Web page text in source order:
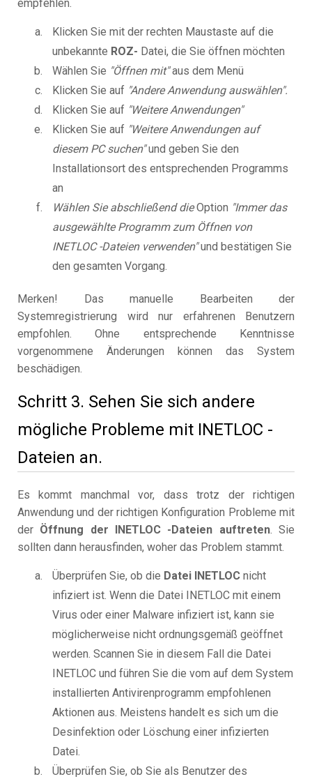
empfehlen.
Klicken Sie mit der rechten Maustaste auf die
unbekannte ROZ- Datei, die Sie öffnen möchten
Wählen Sie "Öffnen mit"aus dem Menü
Klicken Sie auf "Andere Anwendung auswählen".
Klicken Sie auf "Weitere Anwendungen"
Klicken Sie auf "Weitere Anwendungen auf
diesem PC suchen"und geben Sie den
Installationsort des entsprechenden Programms
an
Wählen Sie abschließend dieOption "Immer das
ausgewählte Programm zum Öffnen von
INETLOC -Dateien verwenden"und bestätigen Sie
den gesamten Vorgang.
Merken! Das manuelle Bearbeiten der
Systemregistrierung wird nur erfahrenen Benutzern
empfohlen. Ohne entsprechende Kenntnisse
vorgenommene Änderungen können das System
beschädigen.
Schritt 3. Sehen Sie sich andere
mögliche Probleme mit INETLOC -
Dateien an.
Es kommt manchmal vor, dass trotz der richtigen
Anwendung und der richtigen Konfiguration Probleme mit
der Öffnung der INETLOC -Dateien auftreten. Sie
sollten dann herausfinden, woher das Problem stammt.
Überprüfen Sie, ob die Datei INETLOC nicht
infiziert ist. Wenn die Datei INETLOC mit einem
Virus oder einer Malware infiziert ist, kann sie
möglicherweise nicht ordnungsgemäß geöffnet
werden. Scannen Sie in diesem Fall die Datei
INETLOC und führen Sie die vom auf dem System
installierten Antivirenprogramm empfohlenen
Aktionen aus. Meistens handelt es sich um die
Desinfektion oder Löschung einer infizierten
Datei.
Überprüfen Sie, ob Sie als Benutzer des